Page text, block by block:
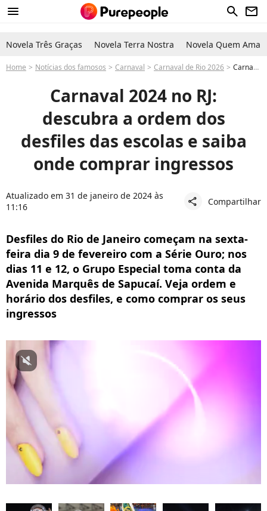
menu search newsletter
Novela Três Graças Novela Terra Nostra Novela Quem Ama
Home Notícias dos famosos Carnaval Carnaval de Rio 2026 Carnaval 2024 RJ: saiba ordem das escolas, horário na Sapucaí e onde comprar ingressos
Carnaval 2024 no RJ:
descubra a ordem dos
desfiles das escolas e saiba
onde comprar ingressos
Atualizado em 31 de janeiro de 2024 às
11:16
share Compartilhar
Desfiles do Rio de Janeiro começam na sexta-
feira dia 9 de fevereiro com a Série Ouro; nos
dias 11 e 12, o Grupo Especial toma conta da
Avenida Marquês de Sapucaí. Veja ordem e
horário dos desfiles, e como comprar os seus
ingressos